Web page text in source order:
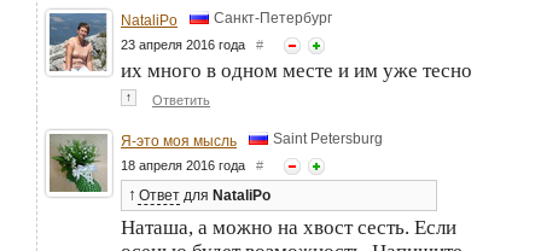
NataliPo Санкт-Петербург
23 апреля 2016 года #
их много в одном месте и им уже тесно
↑ Ответить
Я-это моя мысль Saint Petersburg
18 апреля 2016 года #
↑ Ответ для NataliPo
Наташа, а можно на хвост сесть. Если